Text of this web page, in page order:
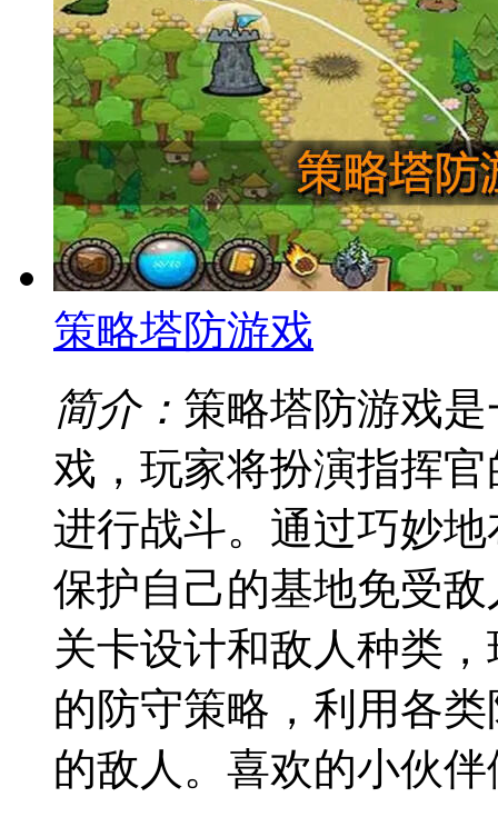
策略塔防游戏
简介： 策略塔防游戏
戏，玩家将扮演指挥
进行战斗。通过巧妙
保护自己的基地免受
关卡设计和敌人种类
的防守策略，利用各
的敌人。喜欢的小伙